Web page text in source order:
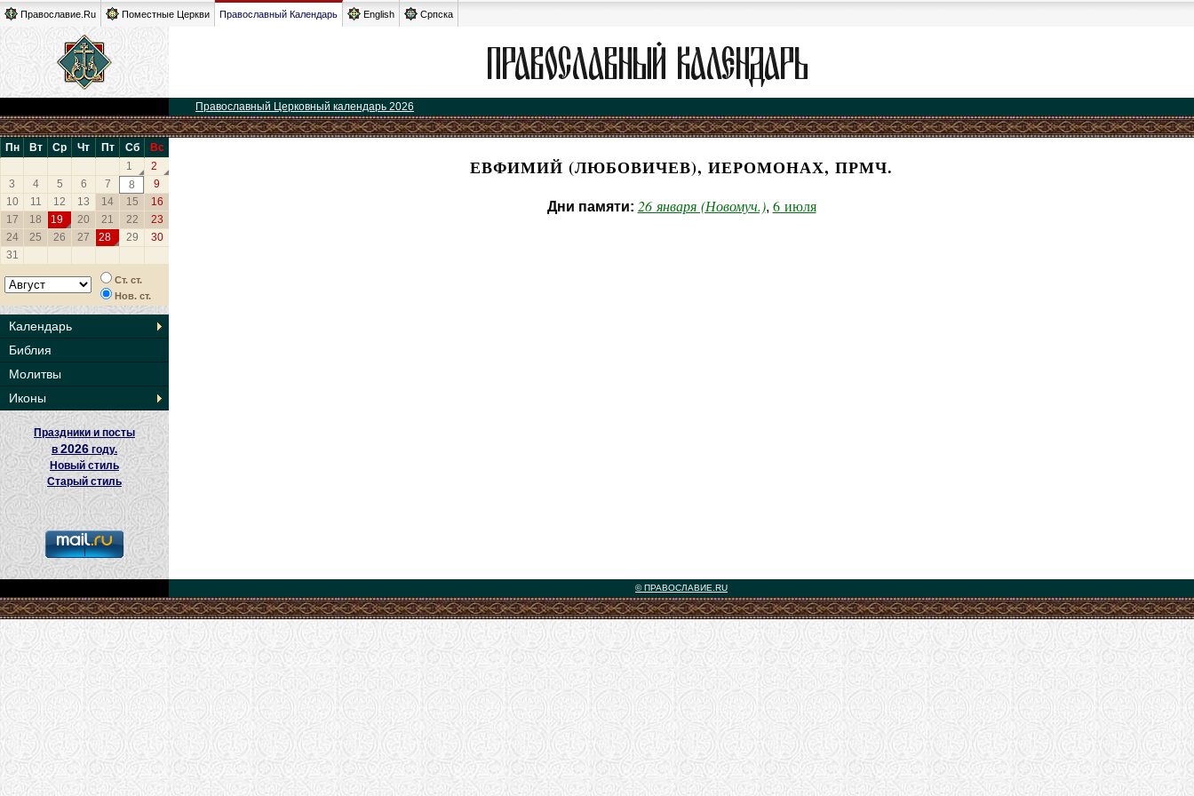
Православие.Ru Поместные Церкви Православный Календарь English Српска
Православный Церковный календарь 2026
Пн Вт Ср Чт Пт Сб
Вс
1
2
3
4 5 6 7 8
9
10
11 12 13 14 15
16
17
18 19 20 21 22
23
24
25 26 27 28 29
30
31
Ст. ст.
Нов. ст.
Календарь
Библия
Молитвы
Иконы
Праздники и посты
в2026 году.
Новый стиль
Старый стиль
ЕВФИМИЙ (ЛЮБОВИЧЕВ), ИЕРОМОНАХ, ПРМЧ.
Дни памяти: 26 января (Новомуч.), 6 июля
© ПРАВОСЛАВИЕ.RU